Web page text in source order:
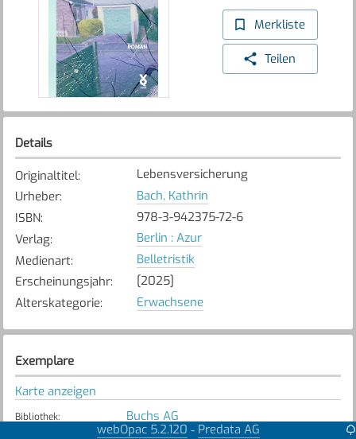
Merkliste
Teilen
Details
Originaltitel:
Lebensversicherung
Urheber:
Bach, Kathrin
ISBN:
978-3-942375-72-6
Verlag:
Berlin : Azur
Medienart:
Belletristik
Erscheinungsjahr:
[2025]
Alterskategorie: Erwachsene
Exemplare
Karte anzeigen
Bibliothek: Buchs AG
Verfügbar
webOpac 5.2.120 - Predata AG